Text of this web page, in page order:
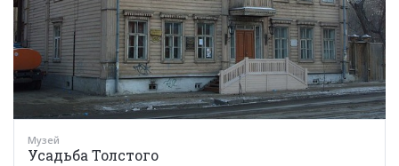
Музей
Усадьба Толстого